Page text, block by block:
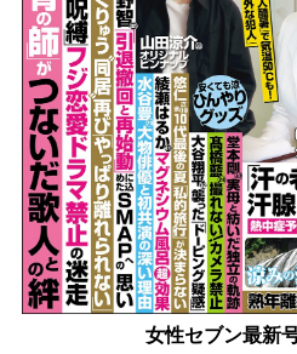
女性セブン最新